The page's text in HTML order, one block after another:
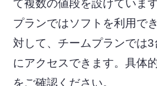
て複数の値段を設けていま
プランではソフトを利用で
対して、チームプランでは
にアクセスできます。具体
をご確認ください。